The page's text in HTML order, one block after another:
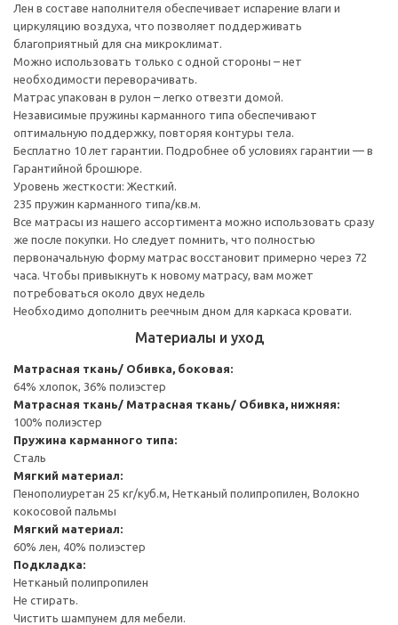
Лен в составе наполнителя обеспечивает испарение влаги и
циркуляцию воздуха, что позволяет поддерживать
благоприятный для сна микроклимат.
Можно использовать только с одной стороны – нет
необходимости переворачивать.
Матрас упакован в рулон – легко отвезти домой.
Независимые пружины карманного типа обеспечивают
оптимальную поддержку, повторяя контуры тела.
Бесплатно 10 лет гарантии. Подробнее об условиях гарантии — в
Гарантийной брошюре.
Уровень жесткости: Жесткий.
235 пружин карманного типа/кв.м.
Все матрасы из нашего ассортимента можно использовать сразу
же после покупки. Но следует помнить, что полностью
первоначальную форму матрас восстановит примерно через 72
часа. Чтобы привыкнуть к новому матрасу, вам может
потребоваться около двух недель
Необходимо дополнить реечным дном для каркаса кровати.
Материалы и уход
Матрасная ткань/ Обивка, боковая:
64% хлопок, 36% полиэстер
Матрасная ткань/ Матрасная ткань/ Обивка, нижняя:
100% полиэстер
Пружина карманного типа:
Сталь
Мягкий материал:
Пенополиуретан 25 кг/куб.м, Нетканый полипропилен, Волокно
кокосовой пальмы
Мягкий материал:
60% лен, 40% полиэстер
Подкладка:
Нетканый полипропилен
Не стирать.
Чистить шампунем для мебели.